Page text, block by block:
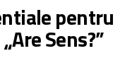
pentru
Sens?”